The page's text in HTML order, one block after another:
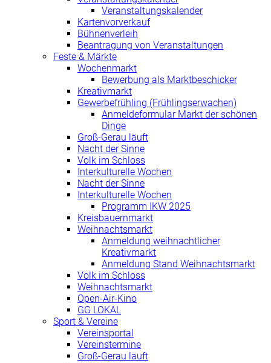
Veranstaltungskalender
Kartenvorverkauf
Bühnenverleih
Beantragung von Veranstaltungen
Feste & Märkte
Wochenmarkt
Bewerbung als Marktbeschicker
Kreativmarkt
Gewerbefrühling (Frühlingserwachen)
Anmeldeformular Markt der schönen
Dinge
Groß-Gerau läuft
Nacht der Sinne
Volk im Schloss
Interkulturelle Wochen
Nacht der Sinne
Interkulturelle Wochen
Programm IKW 2025
Kreisbauernmarkt
Weihnachtsmarkt
Anmeldung weihnachtlicher
Kreativmarkt
Anmeldung Stand Weihnachtsmarkt
Volk im Schloss
Weihnachtsmarkt
Open-Air-Kino
GG LOKAL
Sport & Vereine
Vereinsportal
Vereinstermine
Groß-Gerau läuft